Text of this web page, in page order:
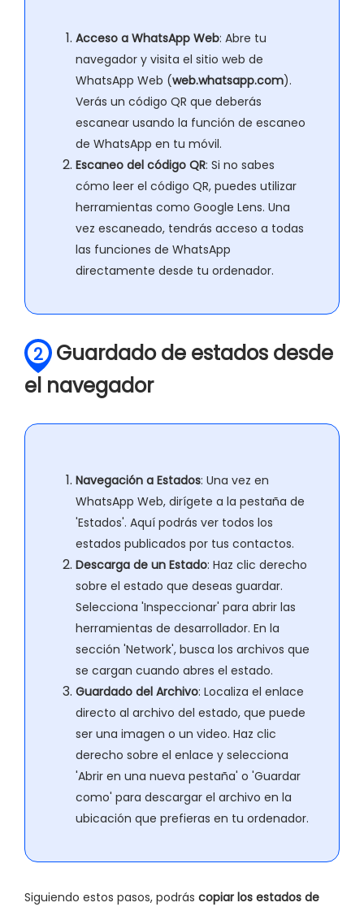
Acceso a WhatsApp Web: Abre tu
navegador y visita el sitio web de
WhatsApp Web (web.whatsapp.com).
Verás un código QR que deberás
escanear usando la función de escaneo
de WhatsApp en tu móvil.
Escaneo del código QR: Si no sabes
cómo leer el código QR, puedes utilizar
herramientas como Google Lens. Una
vez escaneado, tendrás acceso a todas
las funciones de WhatsApp
directamente desde tu ordenador.
2
Guardado de estados desde
el navegador
Navegación a Estados: Una vez en
WhatsApp Web, dirígete a la pestaña de
'Estados'. Aquí podrás ver todos los
estados publicados por tus contactos.
Descarga de un Estado: Haz clic derecho
sobre el estado que deseas guardar.
Selecciona 'Inspeccionar' para abrir las
herramientas de desarrollador. En la
sección 'Network', busca los archivos que
se cargan cuando abres el estado.
Guardado del Archivo: Localiza el enlace
directo al archivo del estado, que puede
ser una imagen o un video. Haz clic
derecho sobre el enlace y selecciona
'Abrir en una nueva pestaña' o 'Guardar
como' para descargar el archivo en la
ubicación que prefieras en tu ordenador.
Siguiendo estos pasos, podrás copiar los estados de